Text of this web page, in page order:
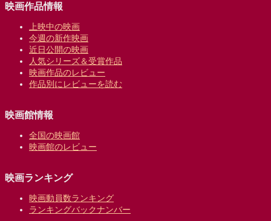
映画作品情報
上映中の映画
今週の新作映画
近日公開の映画
人気シリーズ＆受賞作品
映画作品のレビュー
作品別にレビューを読む
映画館情報
全国の映画館
映画館のレビュー
映画ランキング
映画動員数ランキング
ランキングバックナンバー